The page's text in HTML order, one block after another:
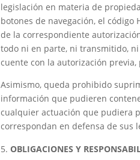
legislación en materia de
botones de navegación, el código
de la correspondiente
todo ni en parte, ni transmitido,
cuente con la autorización
Asimismo, queda prohibido
información que pudieren
cualquier actuación que pudiera
correspondan en defensa de
OBLIGACIONES Y